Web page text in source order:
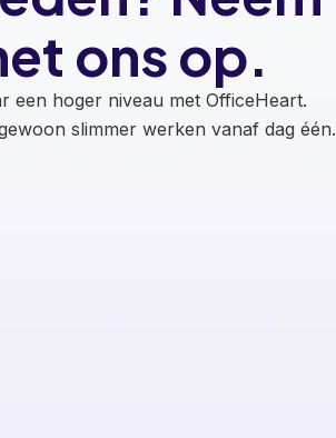
ons op.
een hoger niveau met OfficeHeart.
slimmer werken vanaf dag één.